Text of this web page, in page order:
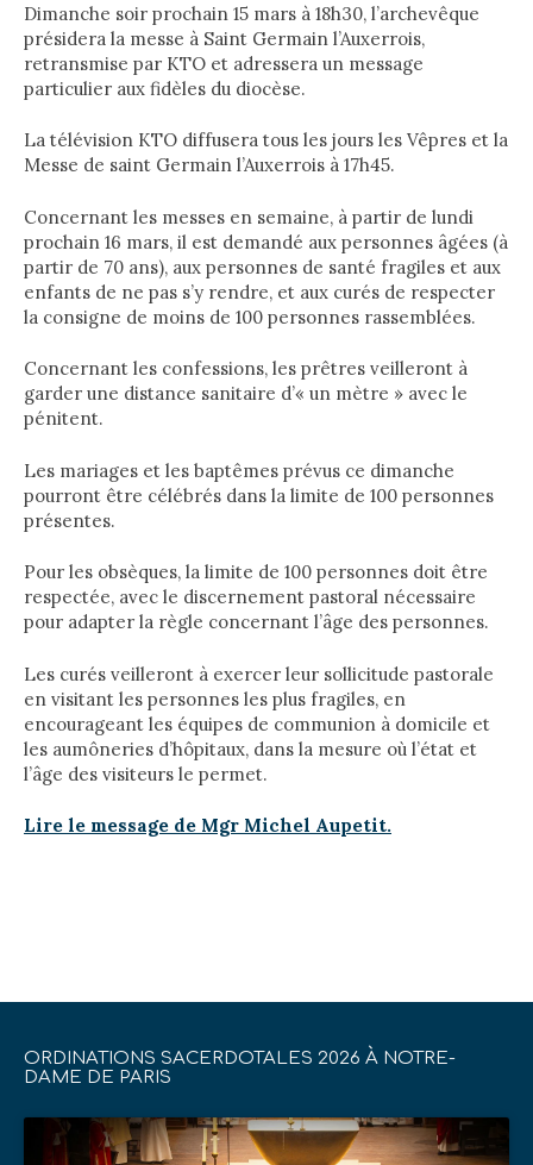
Dimanche soir prochain 15 mars à 18h30, l’archevêque
présidera la messe à Saint Germain l’Auxerrois,
retransmise par KTO et adressera un message
particulier aux fidèles du diocèse.
La télévision KTO diffusera tous les jours les Vêpres et la
Messe de saint Germain l’Auxerrois à 17h45.
Concernant les messes en semaine, à partir de lundi
prochain 16 mars, il est demandé aux personnes âgées (à
partir de 70 ans), aux personnes de santé fragiles et aux
enfants de ne pas s’y rendre, et aux curés de respecter
la consigne de moins de 100 personnes rassemblées.
Concernant les confessions, les prêtres veilleront à
garder une distance sanitaire d’« un mètre » avec le
pénitent.
Les mariages et les baptêmes prévus ce dimanche
pourront être célébrés dans la limite de 100 personnes
présentes.
Pour les obsèques, la limite de 100 personnes doit être
respectée, avec le discernement pastoral nécessaire
pour adapter la règle concernant l’âge des personnes.
Les curés veilleront à exercer leur sollicitude pastorale
en visitant les personnes les plus fragiles, en
encourageant les équipes de communion à domicile et
les aumôneries d’hôpitaux, dans la mesure où l’état et
l’âge des visiteurs le permet.
Lire le message de Mgr Michel Aupetit.
ORDINATIONS SACERDOTALES 2026 À NOTRE-
DAME DE PARIS